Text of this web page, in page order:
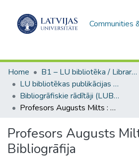
Communities
Home
B1 – LU bibliotēka / Library of the UL
LU bibliotēkas publikācijas / Publications of the University Library
Bibliogrāfiskie rādītāji (LUB) / Bibliographical indexes
Profesors Augusts Milts : Bibliogrāfija
Profesors Augusts
Bibliogrāfija